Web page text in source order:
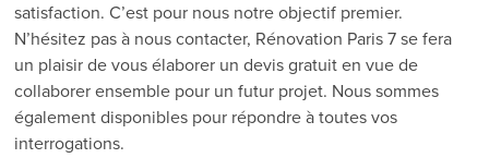
satisfaction. C’est pour nous notre objectif premier.
N’hésitez pas à nous contacter, Rénovation Paris 7 se fera
un plaisir de vous élaborer un devis gratuit en vue de
collaborer ensemble pour un futur projet. Nous sommes
également disponibles pour répondre à toutes vos
interrogations.